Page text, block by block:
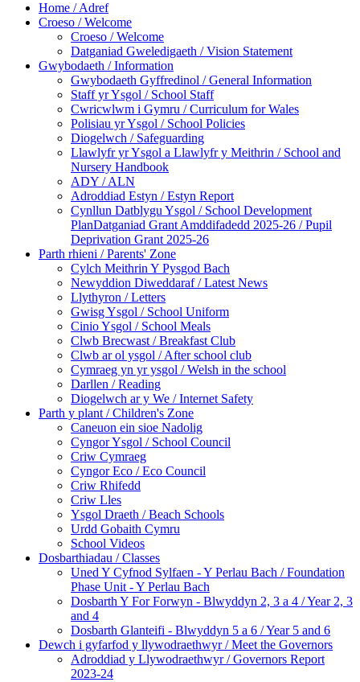
Home / Adref
Croeso / Welcome
Croeso / Welcome
Datganiad Gweledigaeth / Vision Statement
Gwybodaeth / Information
Gwybodaeth Gyffredinol / General Information
Staff yr Ysgol / School Staff
Cwricwlwm i Gymru / Curriculum for Wales
Polisiau yr Ysgol / School Policies
Diogelwch / Safeguarding
Llawlyfr yr Ysgol a Llawlyfr y Meithrin / School and
Nursery Handbook
ADY / ALN
Adroddiad Estyn / Estyn Report
Cynllun Datblygu Ysgol / School Development
PlanDatganiad Grant Amddifadedd 2025-26 / Pupil
Deprivation Grant 2025-26
Parth rhieni / Parents' Zone
Cylch Meithrin Y Pysgod Bach
Newyddion Diweddaraf / Latest News
Llythyron / Letters
Gwisg Ysgol / School Uniform
Cinio Ysgol / School Meals
Clwb Brecwast / Breakfast Club
Clwb ar ol ysgol / After school club
Cymraeg yn yr ysgol / Welsh in the school
Darllen / Reading
Diogelwch ar y We / Internet Safety
Parth y plant / Children's Zone
Caneuon ein sioe Nadolig
Cyngor Ysgol / School Council
Criw Cymraeg
Cyngor Eco / Eco Council
Criw Rhifedd
Criw Lles
Ysgol Draeth / Beach Schools
Urdd Gobaith Cymru
School Videos
Dosbarthiadau / Classes
Uned Y Cyfnod Sylfaen - Y Perlau Bach / Foundation
Phase Unit - Y Perlau Bach
Dosbarth Y For Forwyn - Blwyddyn 2, 3 a 4 / Year 2, 3
and 4
Dosbarth Glanteifi - Blwyddyn 5 a 6 / Year 5 and 6
Dewch i gyfarfod y llywodraethwyr / Meet the Governors
Adroddiad y Llywodraethwyr / Governors Report
2023-24